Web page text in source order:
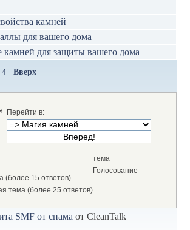
камней
для вашего дома
камней для защиты вашего дома
4 Вверх
Перейти в:
(более 15 ответов)
тема (более 25 ответов)
тема
Голосование
SMF от спама от CleanTalk